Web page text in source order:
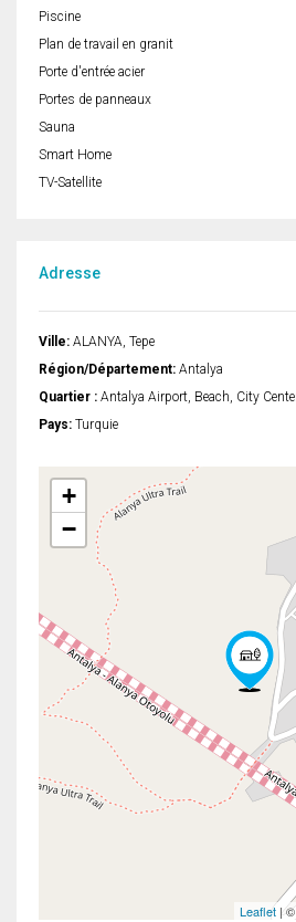
Piscine
Plan de travail en granit
Porte d'entrée acier
Portes de panneaux
Sauna
Smart Home
TV-Satellite
Adresse
Ville: ALANYA, Tepe
Région/Département: Antalya
Quartier : Antalya Airport, Beach, City
Pays: Turquie
+
−
Leaflet | ©